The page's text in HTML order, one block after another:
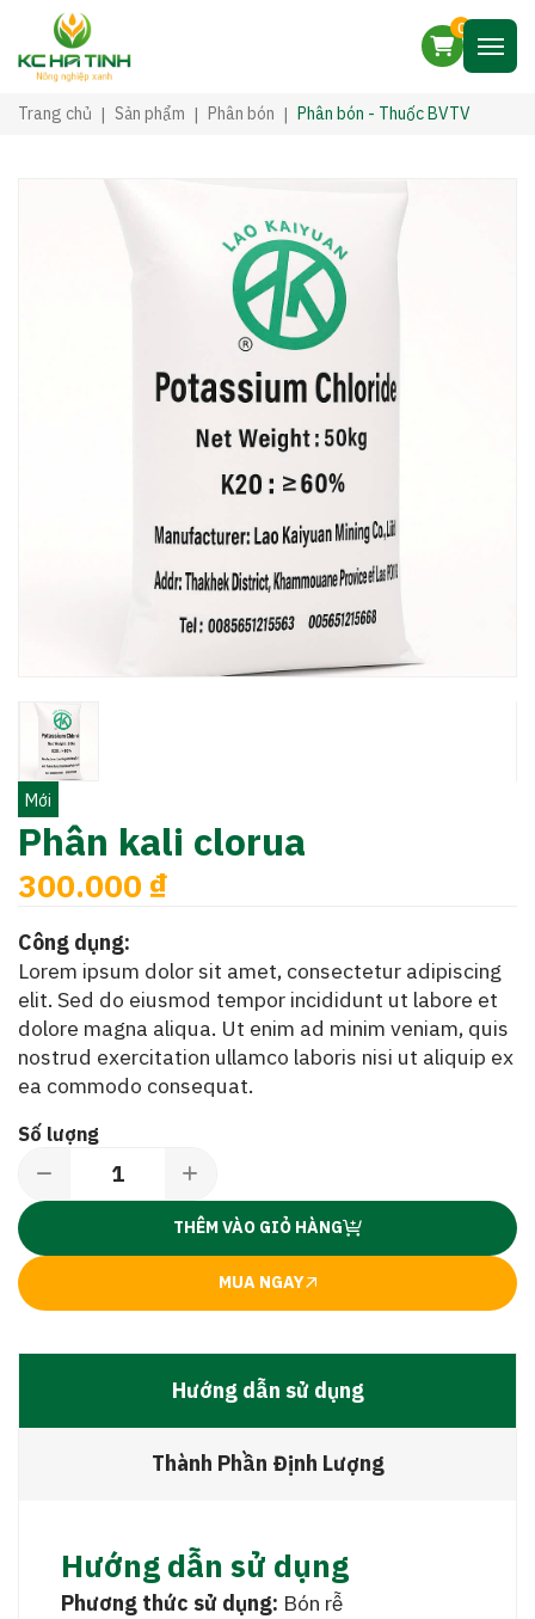
0
Trang chủ Sản phẩm Phân bón Phân bón - Thuốc BVTV
Mới
Phân kali clorua
300.000 ₫
Công dụng:
Lorem ipsum dolor sit amet, consectetur adipiscing
elit. Sed do eiusmod tempor incididunt ut labore et
dolore magna aliqua. Ut enim ad minim veniam, quis
nostrud exercitation ullamco laboris nisi ut aliquip ex
ea commodo consequat.
Số lượng
THÊM VÀO GIỎ HÀNG
MUA NGAY
Hướng dẫn sử dụng
Thành Phần Định Lượng
Hướng dẫn sử dụng
Phương thức sử dụng: Bón rễ